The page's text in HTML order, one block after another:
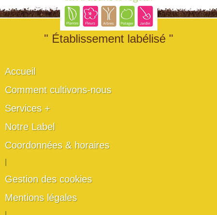
" Établissement labélisé "
Accueil
Comment cultivons-nous
Services +
Notre Label
Coordonnées & horaires
Gestion des cookies
Mentions légales